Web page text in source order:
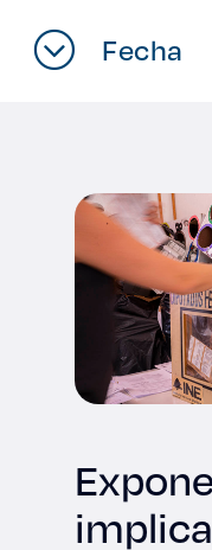
Lo más buscado
Prepa ITESO
Sustentabilidad
Fecha